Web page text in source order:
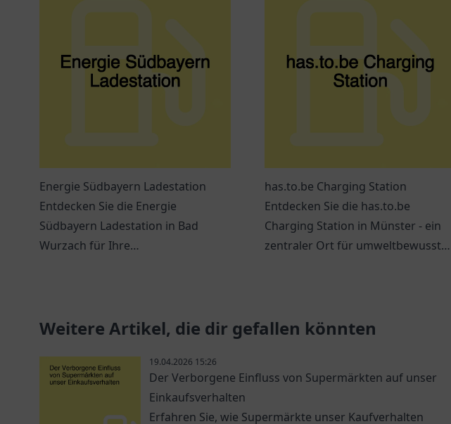
Energie Südbayern Ladestation
Entdecken Sie die Energie
Südbayern Ladestation in Bad
Wurzach für Ihre
has.to.be Charging Station
Entdecken Sie die has.to.be
Charging Station in Münster - ein
zentraler Ort für umweltbewusste
Weitere Artikel, die dir gefallen könnten
19.04.2026 15:26
Der Verborgene Einfluss von Supermärkten auf unser
Einkaufsverhalten
Erfahren Sie, wie Supermärkte unser Kaufverhalten